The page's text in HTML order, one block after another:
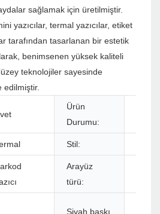
sağlamak için üretilmiştir.
yazıcılar, termal yazıcılar, etiket
tarafından tasarlanan bir estetik
benimsenen yüksek kaliteli
teknolojiler sayesinde
edilmiştir.
Ürün
Durumu:
Stil:
Arayüz
türü:
Siyah baskı